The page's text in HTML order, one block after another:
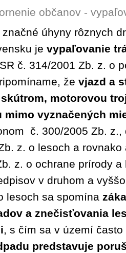
úhyny rôznych
je vypaľovanie
č. 314/2001 Zb. z. o
že vjazd a
motorovou
mimo vyznačených
č. 300/2005 Zb. z.,
z. o lesoch a rovnako
z. o ochrane prírody
v druhom a
lesoch sa spomína
a znečisťovania
, s čím sa v území
predstavuje